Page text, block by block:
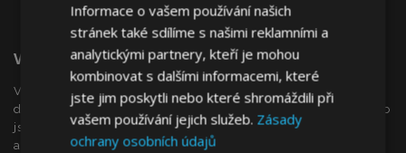
Vítejte Na VTVauto.cz
VTVauto je maloobchodním prodejcem a velkoobchodním
dodavatelem autopříslušenství a autodoplňků v Evropě, jako
jsou např .: ozdobné kryty kol (poklice), okenní deflektory,
autopotahy, autorohože, chromové kryty a rámy, ...
Informace o vašem používání našich
stránek také sdílíme s našimi reklamními a
analytickými partnery, kteří je mohou
kombinovat s dalšími informacemi, které
jste jim poskytli nebo které shromáždili při
vašem používání jejich služeb. Zásady
ochrany osobních údajů